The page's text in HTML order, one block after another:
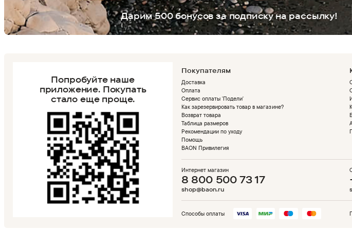
Дарим 500 бонусов за подписку на рассылку!
Попробуйте наше
приложение.Покупать
стало еще проще.
Покупателям
Доставка
Оплата
Сервис оплаты 'Подели'
Как зарезервировать товар в магазине?
Возврат товара
Таблица размеров
Рекомендации по уходу
Помощь
BAON Привилегия
Интернет магазин
8 800 500 73 17
shop@baon.ru
Способы оплаты